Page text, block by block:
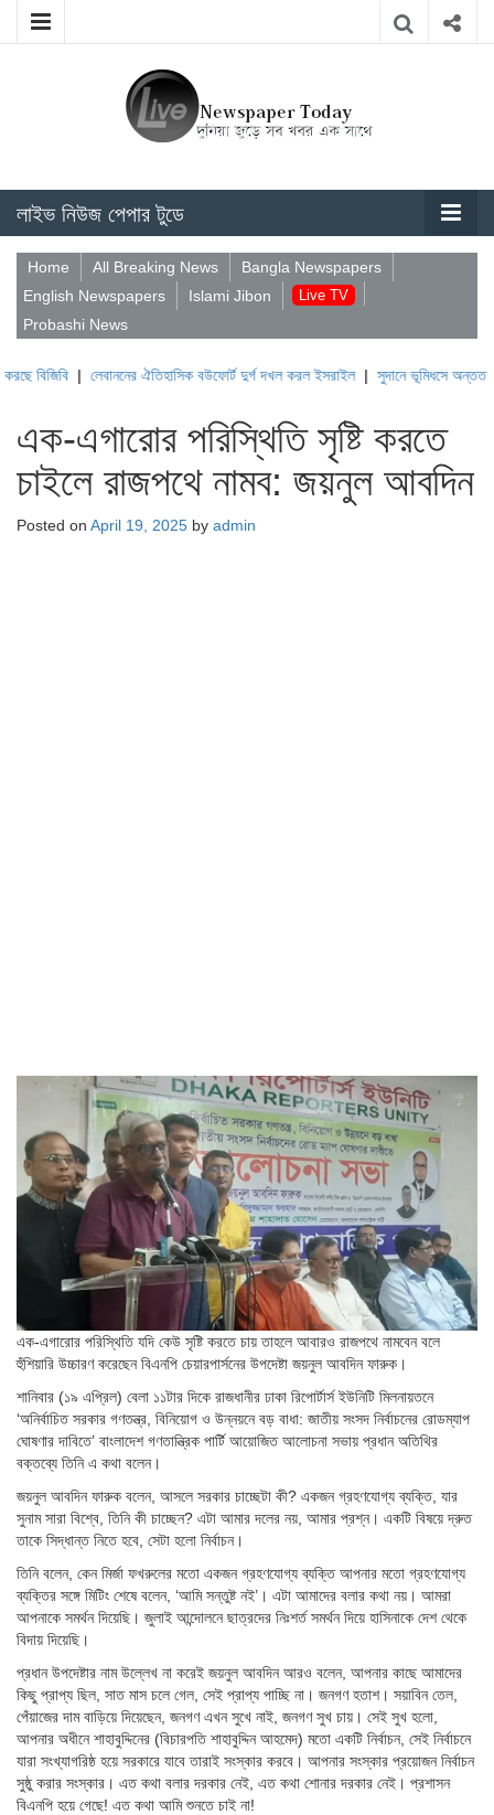
লাইভ নিউজ পেপার টুডে
Home All Breaking News
Bangla Newspapers
English Newspapers
Islami Jibon Live TV
Probashi News
|লেবাননের ঐতিহাসিক বউফোর্ট দুর্গ দখল করল ইসরাইল|সুদানে ভূমিধসে অন্তত ১০০০ মানুষ
এক-এগারোর পরিস্থিতি সৃষ্টি করতে
চাইলে রাজপথে নামব: জয়নুল আবদিন
Posted on April 19, 2025 by admin
এক-এগারোর পরিস্থিতি যদি কেউ সৃষ্টি করতে চায় তাহলে আবারও রাজপথে নামবেন বলে
হুঁশিয়ারি উচ্চারণ করেছেন বিএনপি চেয়ারপার্সনের উপদেষ্টা জয়নুল আবদিন ফারুক।
শানিবার (১৯ এপ্রিল) বেলা ১১টার দিকে রাজধানীর ঢাকা রিপোর্টার্স ইউনিটি মিলনায়তনে
‘অনির্বাচিত সরকার গণতন্ত্র, বিনিয়োগ ও উন্নয়নে বড় বাধা: জাতীয় সংসদ নির্বাচনের রোডম্যাপ
ঘোষণার দাবিতে’ বাংলাদেশ গণতান্ত্রিক পার্টি আয়োজিত আলোচনা সভায় প্রধান অতিথির
বক্তব্যে তিনি এ কথা বলেন।
জয়নুল আবদিন ফারুক বলেন, আসলে সরকার চাচ্ছেটা কী? একজন গ্রহণযোগ্য ব্যক্তি, যার
সুনাম সারা বিশ্বে, তিনি কী চাচ্ছেন? এটা আমার দলের নয়, আমার প্রশ্ন। একটি বিষয়ে দ্রুত
তাকে সিদ্ধান্ত নিতে হবে, সেটা হলো নির্বাচন।
তিনি বলেন, কেন মির্জা ফখরুলের মতো একজন গ্রহণযোগ্য ব্যক্তি আপনার মতো গ্রহণযোগ্য
ব্যক্তির সঙ্গে মিটিং শেষে বলেন, ‘আমি সন্তুষ্ট নই’। এটা আমাদের বলার কথা নয়। আমরা
আপনাকে সমর্থন দিয়েছি। জুলাই আন্দোলনে ছাত্রদের নিঃশর্ত সমর্থন দিয়ে হাসিনাকে দেশ থেকে
বিদায় দিয়েছি।
প্রধান উপদেষ্টার নাম উল্লেখ না করেই জয়নুল আবদিন আরও বলেন, আপনার কাছে আমাদের
কিছু প্রাপ্য ছিল, সাত মাস চলে গেল, সেই প্রাপ্য পাচ্ছি না। জনগণ হতাশ। সয়াবিন তেল,
পেঁয়াজের দাম বাড়িয়ে দিয়েছেন, জনগণ এখন সুখে নাই, জনগণ সুখ চায়। সেই সুখ হলো,
আপনার অধীনে শাহাবুদ্দিনের (বিচারপতি শাহাবুদ্দিন আহমেদ) মতো একটি নির্বাচন, সেই নির্বাচনে
যারা সংখ্যাগরিষ্ঠ হয়ে সরকারে যাবে তারাই সংস্কার করবে। আপনার সংস্কার প্রয়োজন নির্বাচন
সুষ্ঠু করার সংস্কার। এত কথা বলার দরকার নেই, এত কথা শোনার দরকার নেই। প্রশাসন
বিএনপি হয়ে গেছে! এত কথা আমি শুনতে চাই না!